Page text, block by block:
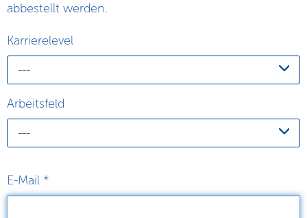
abbestellt werden.
Karrierelevel
---
Arbeitsfeld
---
E-Mail *